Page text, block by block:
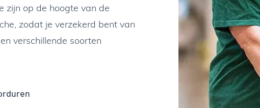
zijn op de hoogte van de
zodat je verzekerd bent van
verschillende soorten